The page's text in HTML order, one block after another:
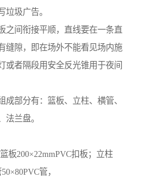
垃圾广告。
之间衔接平顺，直线要在一条直
缝隙，即在场外不能看见场内施
或者隔段用安全反光锥用于夜间
成部分有：篮板、立柱、横管、
法兰盘。
板200×22mmPVC扣板；立柱
管，